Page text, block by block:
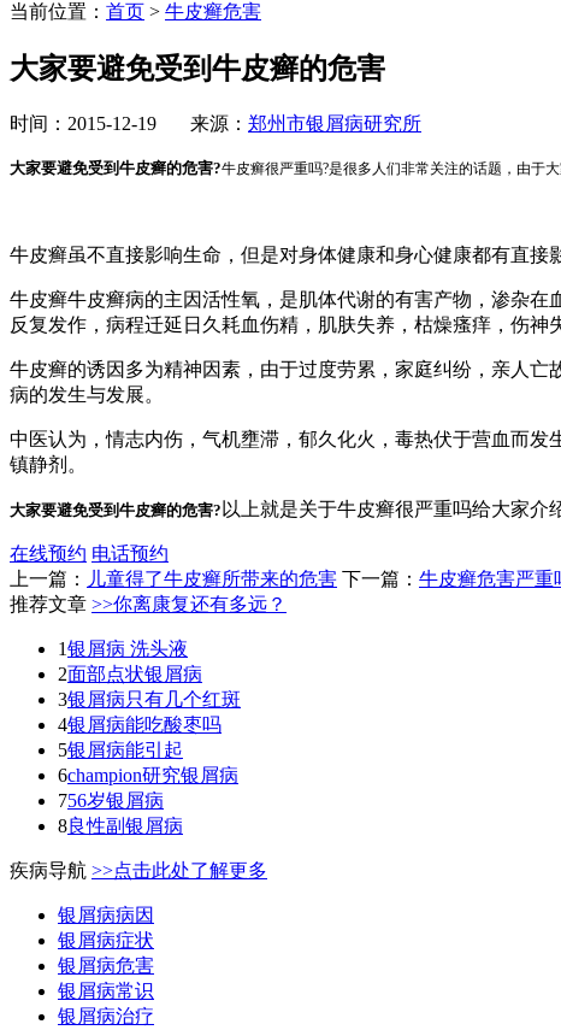
当前位置： 首页 > 牛皮癣危害
大家要避免受到牛皮癣的危害
时间：2015-12-19 来源： 郑州市银屑病研究所
大家要避免受到牛皮癣的危害?牛皮癣很严重吗?是很多人们非常关注的话题，由于
牛皮癣虽不直接影响生命，但是对身体健康和身心健康都有直接
牛皮癣牛皮癣病的主因活性氧，是肌体代谢的有害产物，渗杂
反复发作，病程迁延日久耗血伤精，肌肤失养，枯燥瘙痒，伤神
牛皮癣的诱因多为精神因素，由于过度劳累，家庭纠纷，亲人
病的发生与发展。
中医认为，情志内伤，气机壅滞，郁久化火，毒热伏于营血而
镇静剂。
大家要避免受到牛皮癣的危害? 以上就是关于牛皮癣很严重吗给大家介
在线预约 电话预约
上一篇：
儿童得了牛皮癣所带来的危害 下一篇： 牛皮癣危害严重
推荐文章 >>你离康复还有多远？
1银屑病 洗头液
2面部点状银屑病
3银屑病只有几个红斑
4银屑病能吃酸枣吗
5银屑病能引起
6champion研究银屑病
756岁银屑病
8良性副银屑病
疾病导航 >>点击此处了解更多
银屑病病因
银屑病症状
银屑病危害
银屑病常识
银屑病治疗